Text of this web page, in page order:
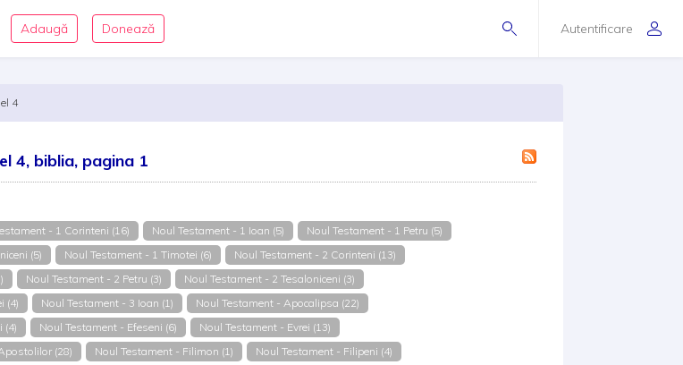
Autentificare
Adaugă Donează
4
4, biblia, pagina 1
- 1 Corinteni (16) Noul Testament - 1 Ioan (5)
Noul Testament - 1 Petru (5)
(5)
Noul Testament - 1 Timotei (6)
Noul Testament - 2 Corinteni (13)
Noul Testament - 2 Petru (3)
Noul Testament - 2 Tesaloniceni (3)
(4)
Noul Testament - 3 Ioan (1)
Noul Testament - Apocalipsa (22)
(4)
Noul Testament - Efeseni (6)
Noul Testament - Evrei (13)
(28)
Noul Testament - Filimon (1)
Noul Testament - Filipeni (4)